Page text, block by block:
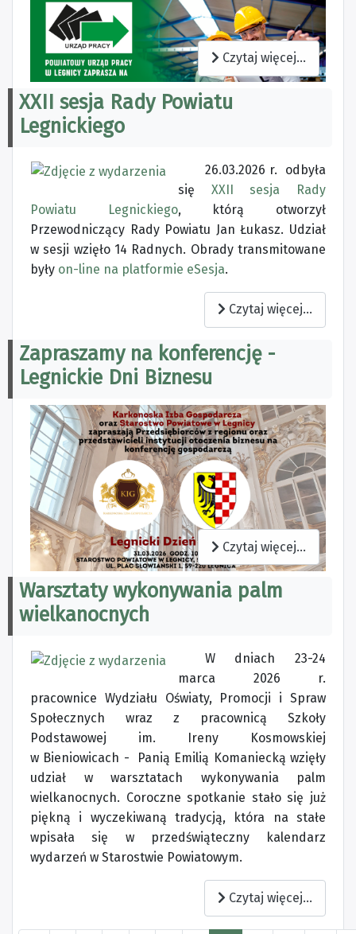
Czytaj więcej...
XXII sesja Rady Powiatu
Legnickiego
26.03.2026 r. odbyła
się XXII sesja Rady
Powiatu Legnickiego, którą otworzył
Przewodniczący Rady Powiatu Jan Łukasz. Udział
w sesji wzięło 14 Radnych. Obrady transmitowane
były on-line na platformie eSesja.
Czytaj więcej...
Zapraszamy na konferencję -
Legnickie Dni Biznesu
Czytaj więcej...
Warsztaty wykonywania palm
wielkanocnych
W dniach 23-24
marca 2026 r.
pracownice Wydziału Oświaty, Promocji i Spraw
Społecznych wraz z pracownicą Szkoły
Podstawowej im. Ireny Kosmowskiej
w Bieniowicach - Panią Emilią Komaniecką wzięły
udział w warsztatach wykonywania palm
wielkanocnych. Coroczne spotkanie stało się już
piękną i wyczekiwaną tradycją, która na stałe
wpisała się w przedświąteczny kalendarz
wydarzeń w Starostwie Powiatowym.
Czytaj więcej...